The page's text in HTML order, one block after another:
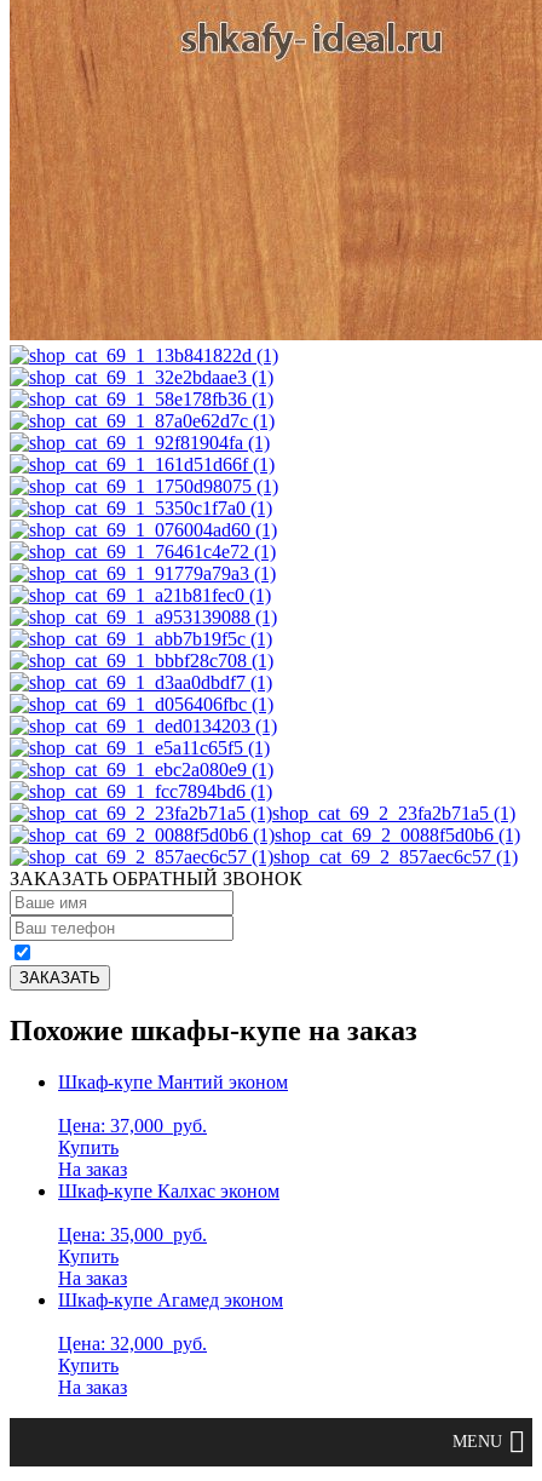
shop_cat_69_2_23fa2b71a5 (1)
shop_cat_69_2_0088f5d0b6 (1)
shop_cat_69_2_857aec6c57 (1)
ЗАКАЗАТЬ ОБРАТНЫЙ ЗВОНОК
Похожие шкафы-купе на заказ
Шкаф-купе Мантий эконом
Цена: 37,000 руб.
Купить
На заказ
Шкаф-купе Калхас эконом
Цена: 35,000 руб.
Купить
На заказ
Шкаф-купе Агамед эконом
Цена: 32,000 руб.
Купить
На заказ